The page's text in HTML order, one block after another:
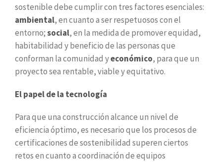
sostenible debe cumplir con tres factores esenciales:
ambiental, en cuanto a ser respetuosos con el
entorno;social, en la medida de promover equidad,
habitabilidad y beneficio de las personas que
conforman la comunidad yeconómico, para que un
proyecto sea rentable, viable y equitativo.
El papel de la tecnología
Para que una construcción alcance un nivel de
eficiencia óptimo, es necesario que los procesos de
certificaciones de sostenibilidad superen ciertos
retos en cuanto a coordinación de equipos